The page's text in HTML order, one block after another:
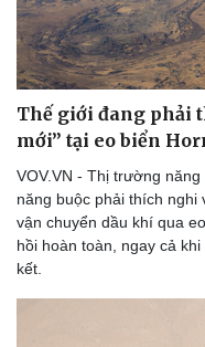
Thế giới đang phải
mới” tại eo biển
VOV.VN - Thị trường
năng buộc phải thích nghi
vận chuyển dầu khí qua
hồi hoàn toàn, ngay cả
kết.